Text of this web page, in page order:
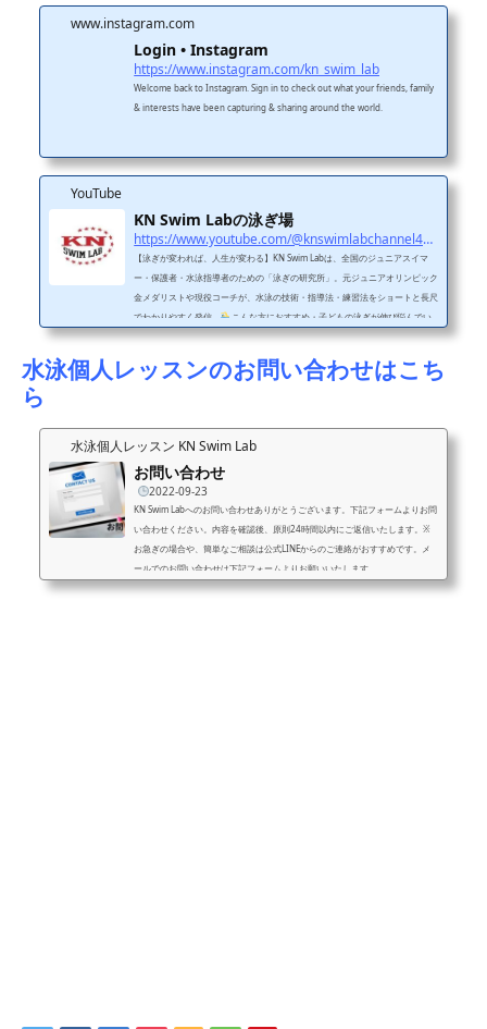
www.instagram.com
Login • Instagram
https://www.instagram.com/kn_swim_lab
Welcome back to Instagram. Sign in to check out what your friends, family
& interests have been capturing & sharing around the world.
YouTube
KN Swim Labの泳ぎ場
https://www.youtube.com/@knswimlabchannel4455
【泳ぎが変われば、人生が変わる】KN Swim Labは、全国のジュニアスイマ
ー・保護者・水泳指導者のための「泳ぎの研究所」。元ジュニアオリンピック
金メダリストや現役コーチが、水泳の技術・指導法・練習法をショートと長尺
でわかりやすく発信。
こんな方におすすめ・子どもの泳ぎが伸び悩んでい
る・フォームをきれいにしたい・コーチの指導に悩んでいる・水泳に関わるす
ンのビフォーアフター・元メダリストのワンポイントアドバイス
SNS・レッ
水泳個人レッスンのお問い合わせはこち
ら
水泳個人レッスン KN Swim Lab
お問い合わせ
2022-09-23
KN Swim Labへのお問い合わせありがとうございます。下記フォームよりお問
い合わせください。内容を確認後、原則24時間以内にご返信いたします。※
お急ぎの場合や、簡単なご相談は公式LINEからのご連絡がおすすめです。メ
ールでのお問い合わせは下記フォームよりお願いいたします。